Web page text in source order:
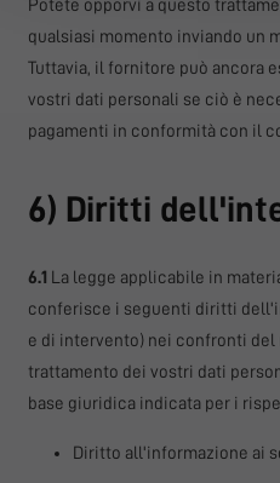
Potete opporvi a questo
qualsiasi momento inviando un
Tuttavia, il fornitore può ancora
vostri dati personali se ciò è
pagamenti in conformità con il
6) Diritti
6.1 La legge applicabile in
conferisce i seguenti diritti
e di intervento) nei confronti del
trattamento dei vostri dati
base giuridica indicata per i
Diritto all'informazione ai